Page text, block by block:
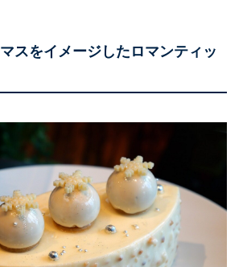
スをイメージしたロマンティッ